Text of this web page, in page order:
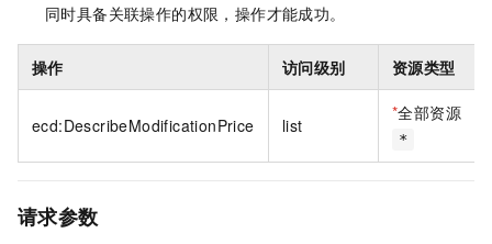
同时具备关联操作的权限，操作才能成功。
操作 访问级别 资源类型
ecd:DescribeModificationPrice list
*全部资源
*
请求参数